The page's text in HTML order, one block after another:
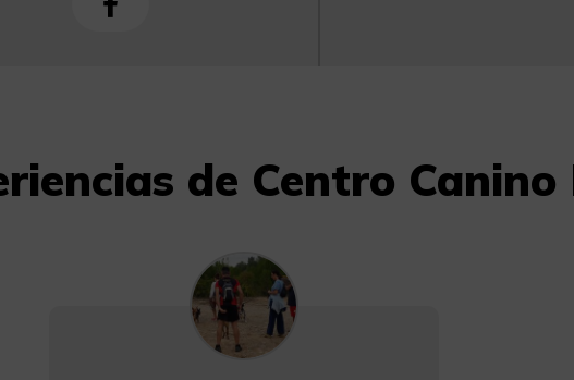
de Centro Canino